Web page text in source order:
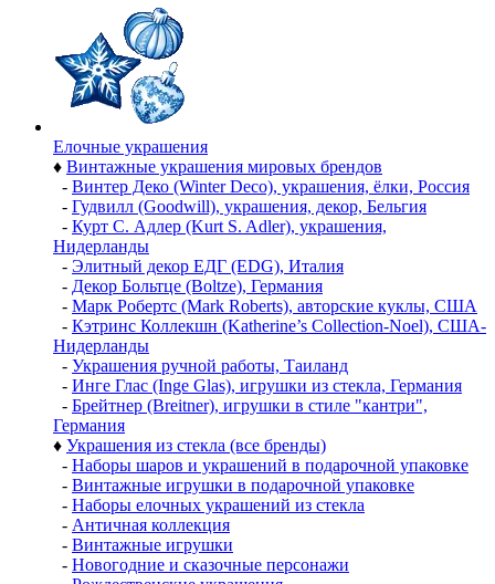
Елочные украшения
♦ Винтажные украшения мировых брендов
- Винтер Деко (Winter Deco), украшения, ёлки, Россия
- Гудвилл (Goodwill), украшения, декор, Бельгия
- Курт С. Адлер (Kurt S. Adler), украшения,
Нидерланды
- Элитный декор ЕДГ (EDG), Италия
- Декор Больтце (Boltze), Германия
- Марк Робертс (Mark Roberts), авторские куклы, США
- Кэтринс Коллекшн (Katherine’s Collection-Noel), США-
Нидерланды
- Украшения ручной работы, Таиланд
- Инге Глас (Inge Glas), игрушки из стекла, Германия
- Брейтнер (Breitner), игрушки в стиле "кантри",
Германия
♦ Украшения из стекла (все бренды)
- Наборы шаров и украшений в подарочной упаковке
- Винтажные игрушки в подарочной упаковке
- Наборы елочных украшений из стекла
- Античная коллекция
- Винтажные игрушки
- Новогодние и сказочные персонажи